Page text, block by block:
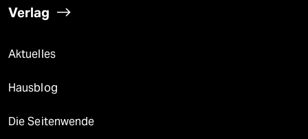
Verlag
Aktuelles
Hausblog
Die Seitenwende